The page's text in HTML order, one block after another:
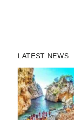
LATEST NEWS